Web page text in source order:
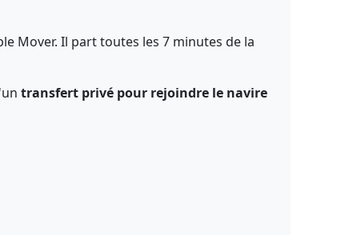
Mover. Il part toutes les 7 minutes de la
transfert privé pour rejoindre le navire